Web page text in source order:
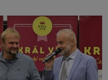
tak, s věkem jako
Cvičte